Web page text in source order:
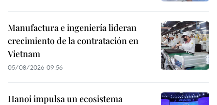
Manufactura e ingeniería lideran
crecimiento de la contratación en
Vietnam
05/08/2026 09:56
Hanoi impulsa un ecosistema